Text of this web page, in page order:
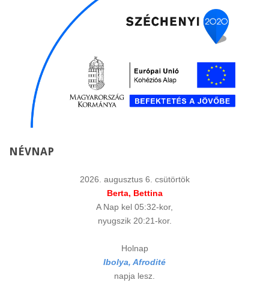
NÉVNAP
2026. augusztus 6. csütörtök
Berta, Bettina
A Nap kel 05:32-kor,
nyugszik 20:21-kor.
Holnap
Ibolya, Afrodité
napja lesz.